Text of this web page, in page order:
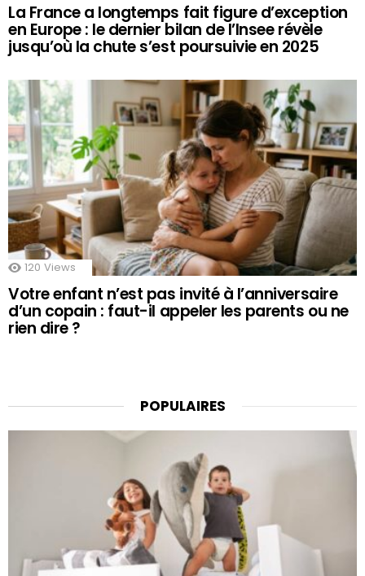
La France a longtemps fait figure d’exception
en Europe : le dernier bilan de l’Insee révèle
jusqu’où la chute s’est poursuivie en 2025
120 Views
Votre enfant n’est pas invité à l’anniversaire
d’un copain : faut-il appeler les parents ou ne
rien dire ?
POPULAIRES